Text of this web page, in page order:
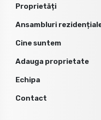
Proprietăți
Ansambluri
Cine suntem
Adauga proprietate
Echipa
Contact